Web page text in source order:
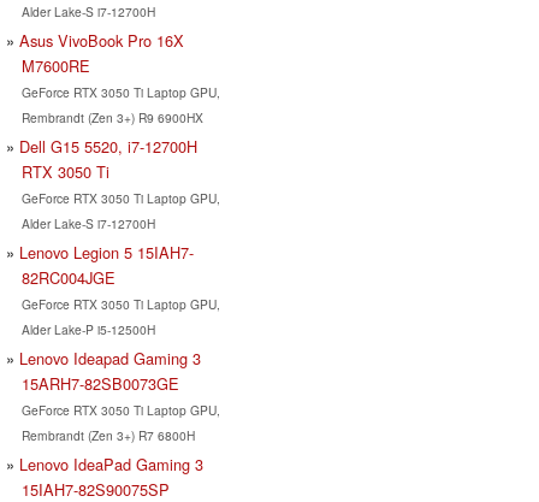
Alder Lake-S i7-12700H
Asus VivoBook Pro 16X
M7600RE
GeForce RTX 3050 Ti Laptop GPU,
Rembrandt (Zen 3+) R9 6900HX
Dell G15 5520, i7-12700H
RTX 3050 Ti
GeForce RTX 3050 Ti Laptop GPU,
Alder Lake-S i7-12700H
Lenovo Legion 5 15IAH7-
82RC004JGE
GeForce RTX 3050 Ti Laptop GPU,
Alder Lake-P i5-12500H
Lenovo Ideapad Gaming 3
15ARH7-82SB0073GE
GeForce RTX 3050 Ti Laptop GPU,
Rembrandt (Zen 3+) R7 6800H
Lenovo IdeaPad Gaming 3
15IAH7-82S90075SP